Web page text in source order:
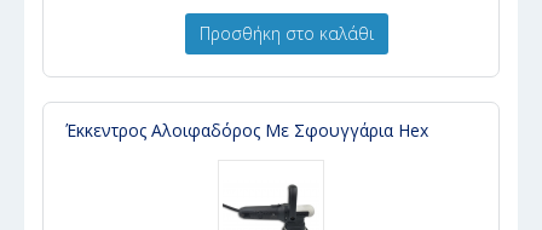
Προσθήκη στο καλάθι
Έκκεντρος Αλοιφαδόρος Με Σφουγγάρια Hex